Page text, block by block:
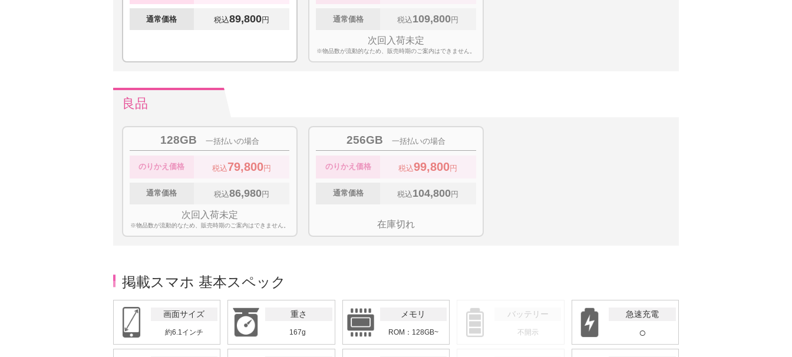
通常価格 税込89,800円 通常価格 税込109,800円
次回入荷未定
※物品数が流動的なため、販売時期のご案内はできません。
良品
128GB 一括払いの場合
のりかえ価格 税込79,800円
通常価格 税込86,980円
次回入荷未定
※物品数が流動的なため、販売時期のご案内はできません。
256GB 一括払いの場合
のりかえ価格 税込99,800円
通常価格 税込104,800円
在庫切れ
掲載スマホ 基本スペック
画面サイズ
約6.1インチ
重さ
167g
メモリ
ROM：128GB~
バッテリー
不開示
急速充電
○